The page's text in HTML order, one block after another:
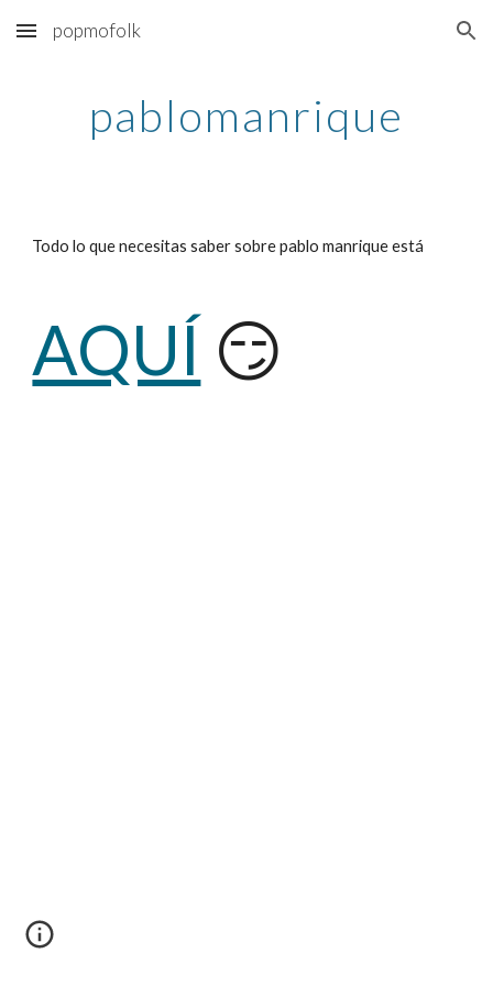
Skip to main content Skip to navigation
popmofolk
pablomanrique
Todo lo que necesitas saber sobre pablo manrique está
AQUÍ 😏